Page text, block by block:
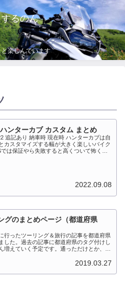
るのん
楽しんでいます
ンターカブ カスタム まとめ
追記あり 納車時 現在時 ハンターカブは自
カスタマイズする幅が大きく楽しいバイク
は保証やら失敗すると高くついて怖くて
2022.09.08
グのまとめページ（都道府県
行ったツーリング＆旅行の記事を都道府県
した。過去の記事に都道府県のタグ付けし
増えていく予定です。通っただけとか、中
しいですね、能登半島とか北陸とか、石
2019.03.27